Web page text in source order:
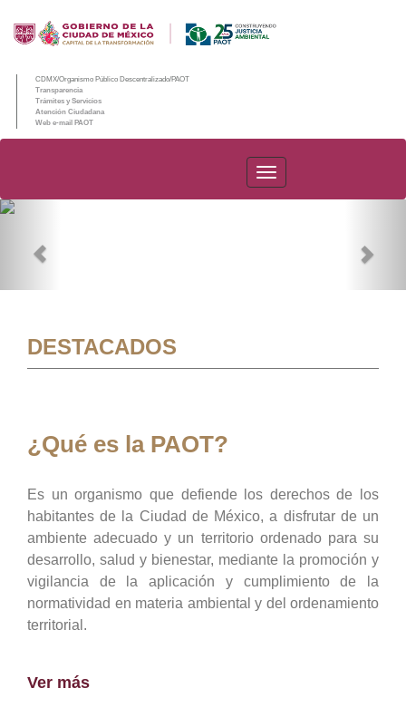
CDMX/Organismo Público Descentralizado/PAOT
Transparencia
Trámites y Servicios
Atención Ciudadana
Web e-mail PAOT
PAOT
DESTACADOS
¿Qué es la PAOT?
Es un organismo que defiende los derechos de los
habitantes de la Ciudad de México, a disfrutar de un
ambiente adecuado y un territorio ordenado para su
desarrollo, salud y bienestar, mediante la promoción y
vigilancia de la aplicación y cumplimiento de la
normatividad en materia ambiental y del ordenamiento
territorial.
Ver más